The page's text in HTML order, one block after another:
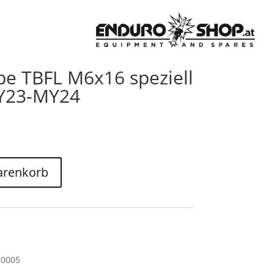
TBFL M6x16 speziell
MY24